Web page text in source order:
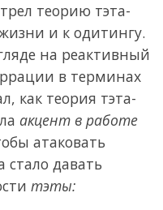
теорию тэта-
и к одитингу.
на реактивный
в терминах
как теория тэта-
акцент в работе
атаковать
стало давать
тэты: